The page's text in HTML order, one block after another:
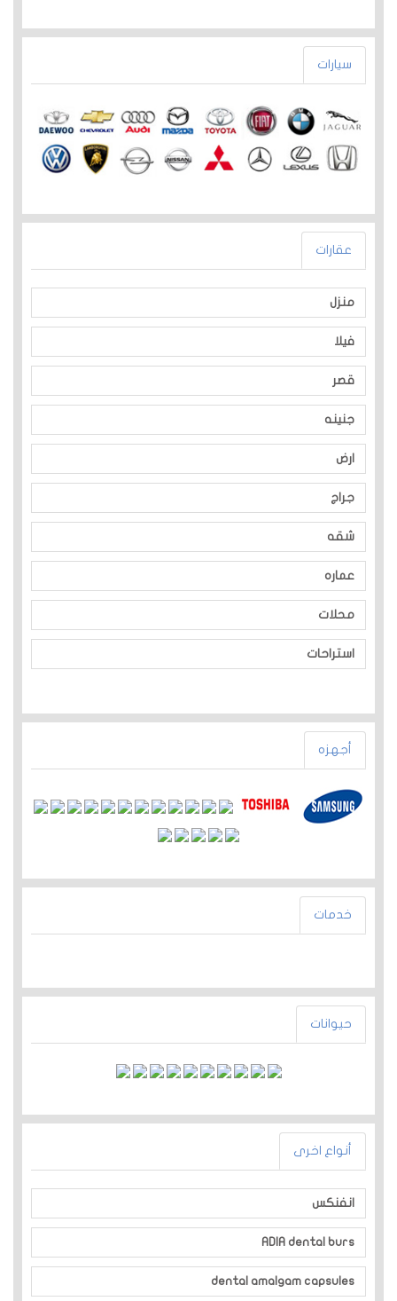
سيارات
عقارات
منزل
فيلا
قصر
جنينه
ارض
جراج
شقه
عماره
محلات
استراحات
أجهزه
خدمات
حيوانات
أنواع اخرى
انفنكس
ADIA dental burs
dental amalgam capsules